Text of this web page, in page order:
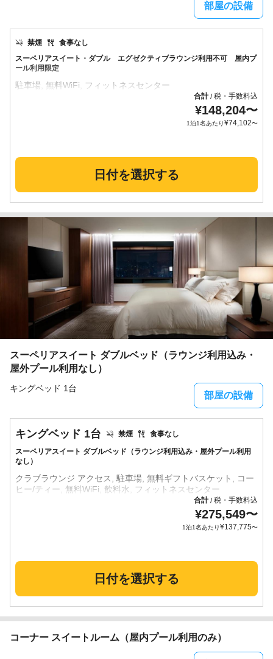
部屋の設備
スーペリアスイート・ダブル エグゼクティブラウンジ利用不可 屋内プ
ール利用限定
禁煙 食事なし
合計/税・手数料込
¥148,204〜
1泊1名あたり¥74,102〜
日付を選択する
スーペリアスイート ダブルベッド（ラウンジ利用込み・
屋外プール利用なし）
キングベッド 1台
部屋の設備
スーペリアスイート ダブルベッド（ラウンジ利用込み・屋外プール利用
なし）
禁煙 食事なし
キングベッド 1台
クラブラウンジ アクセス, 駐車場, 無料ギフトバスケット, コー
合計/税・手数料込
¥275,549〜
1泊1名あたり¥137,775〜
日付を選択する
コーナー スイートルーム（屋内プール利用のみ）